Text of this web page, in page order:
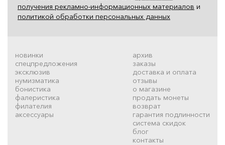
получения рекламно-информационных материалов и
политикой обработки персональных данных
новинки
спецпредложения
эксклюзив
нумизматика
бонистика
фалеристика
филателия
аксессуары
архив
заказы
доставка и оплата
отзывы
о магазине
продать монеты
возврат
гарантия подлинности
система скидок
блог
контакты